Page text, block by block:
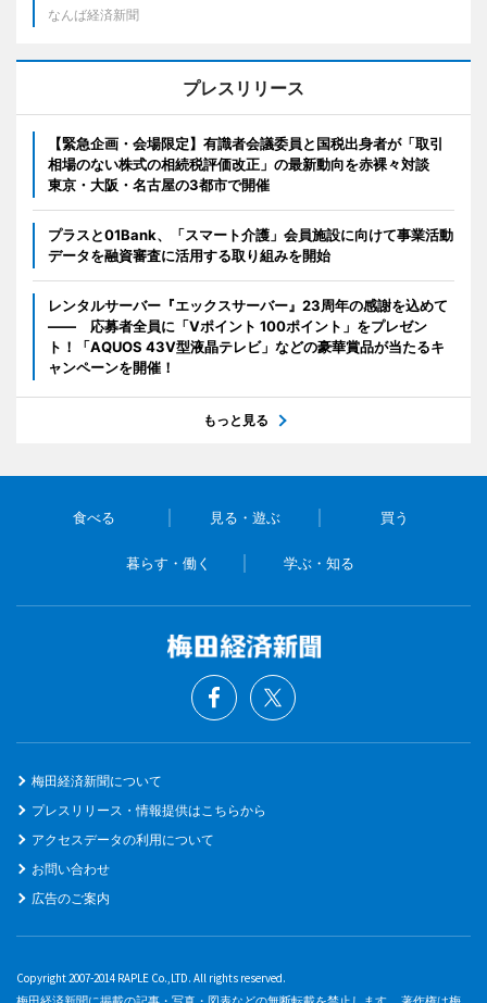
なんば経済新聞
プレスリリース
【緊急企画・会場限定】有識者会議委員と国税出身者が「取引
相場のない株式の相続税評価改正」の最新動向を赤裸々対談
東京・大阪・名古屋の3都市で開催
プラスと01Bank、「スマート介護」会員施設に向けて事業活動
データを融資審査に活用する取り組みを開始
レンタルサーバー『エックスサーバー』23周年の感謝を込めて
―― 応募者全員に「Vポイント 100ポイント」をプレゼン
ト！「AQUOS 43V型液晶テレビ」などの豪華賞品が当たるキ
ャンペーンを開催！
もっと見る
食べる 見る・遊ぶ 買う
暮らす・働く 学ぶ・知る
梅田経済新聞について
プレスリリース・情報提供はこちらから
アクセスデータの利用について
お問い合わせ
広告のご案内
Copyright 2007-2014 RAPLE Co.,LTD. All rights reserved.